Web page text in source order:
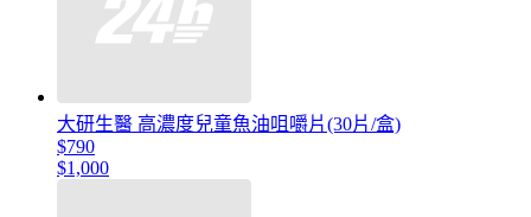
大研生醫 高濃度兒童魚油咀嚼片(30片/盒)
$790
$1,000